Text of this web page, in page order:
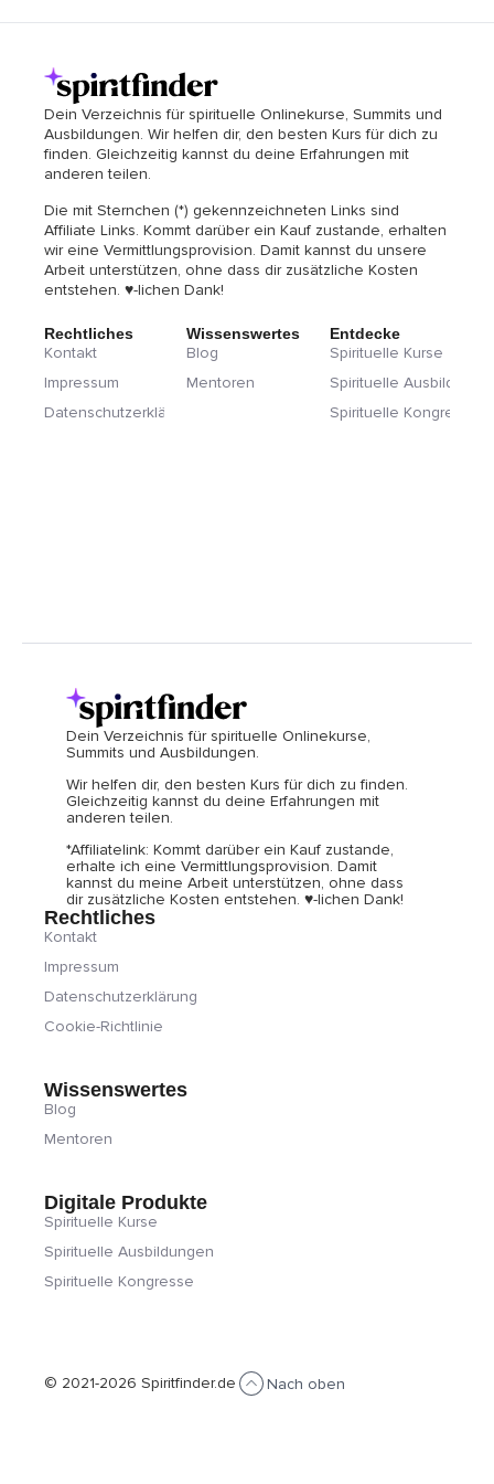
Dein Verzeichnis für spirituelle Onlinekurse, Summits und
Ausbildungen. Wir helfen dir, den besten Kurs für dich zu
finden. Gleichzeitig kannst du deine Erfahrungen mit
anderen teilen.
Die mit Sternchen (*) gekennzeichneten Links sind
Affiliate Links. Kommt darüber ein Kauf zustande, erhalten
wir eine Vermittlungsprovision. Damit kannst du unsere
Arbeit unterstützen, ohne dass dir zusätzliche Kosten
entstehen. ♥-lichen Dank!
Rechtliches
Kontakt
Impressum
Datenschutzerklärung
Wissenswertes
Blog
Mentoren
Entdecke
Spirituelle Kurse
Spirituelle
Spirituelle Kongresse
Dein Verzeichnis für spirituelle Onlinekurse,
Summits und Ausbildungen.
Wir helfen dir, den besten Kurs für dich zu finden.
Gleichzeitig kannst du deine Erfahrungen mit
anderen teilen.
*Affiliatelink: Kommt darüber ein Kauf zustande,
erhalte ich eine Vermittlungsprovision. Damit
kannst du meine Arbeit unterstützen, ohne dass
dir zusätzliche Kosten entstehen. ♥-lichen Dank!
Rechtliches
Kontakt
Impressum
Datenschutzerklärung
Cookie-Richtlinie
Wissenswertes
Blog
Mentoren
Digitale Produkte
Spirituelle Kurse
Spirituelle Ausbildungen
Spirituelle Kongresse
© 2021-2026 Spiritfinder.de Nach oben